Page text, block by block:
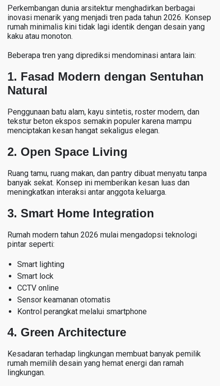
Perkembangan dunia arsitektur menghadirkan berbagai
inovasi menarik yang menjadi tren pada tahun 2026. Konsep
rumah minimalis kini tidak lagi identik dengan desain yang
kaku atau monoton.
Beberapa tren yang diprediksi mendominasi antara lain:
1. Fasad Modern dengan Sentuhan
Natural
Penggunaan batu alam, kayu sintetis, roster modern, dan
tekstur beton ekspos semakin populer karena mampu
menciptakan kesan hangat sekaligus elegan.
2. Open Space Living
Ruang tamu, ruang makan, dan pantry dibuat menyatu tanpa
banyak sekat. Konsep ini memberikan kesan luas dan
meningkatkan interaksi antar anggota keluarga.
3. Smart Home Integration
Rumah modern tahun 2026 mulai mengadopsi teknologi
pintar seperti:
Smart lighting
Smart lock
CCTV online
Sensor keamanan otomatis
Kontrol perangkat melalui smartphone
4. Green Architecture
Kesadaran terhadap lingkungan membuat banyak pemilik
rumah memilih desain yang hemat energi dan ramah
lingkungan.